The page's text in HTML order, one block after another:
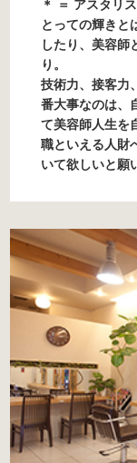
＊ ＝ アスタリ
とっての輝きと
したり、美容師
り。
技術力、接客力
番大事なのは、
て美容師人生を
職といえる人財
いて欲しいと願